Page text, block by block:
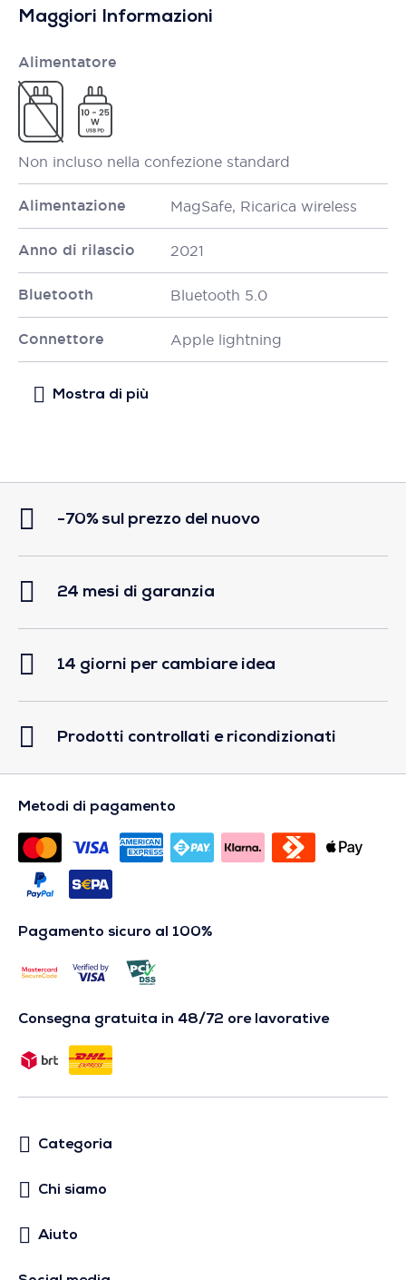
Maggiori Informazioni
Alimentatore
Non incluso nella confezione standard
Alimentazione MagSafe, Ricarica wireless
Anno di rilascio 2021
Bluetooth Bluetooth 5.0
Connettore Apple lightning
-70% sul prezzo del nuovo
24 mesi di garanzia
14 giorni per cambiare idea
Prodotti controllati e ricondizionati
Metodi di pagamento
Pagamento sicuro al 100%
Consegna gratuita in 48/72 ore lavorative
Categoria
Chi siamo
Aiuto